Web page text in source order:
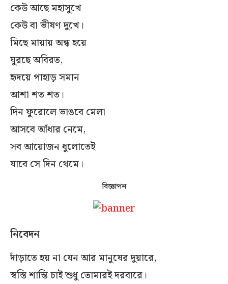
কেউ আছে মহাসুখে
কেউ বা ভীষণ দুখে।
মিছে মায়ায় অন্ধ হয়ে
ঘুরছে অবিরত,
হৃদয়ে পাহাড় সমান
আশা শত শত।
দিন ফুরোলে ভাঙবে মেলা
আসবে আঁধার নেমে,
সব আয়োজন ধুলোতেই
যাবে সে দিন থেমে।
বিজ্ঞাপন
নিবেদন
দাঁড়াতে হয় না যেন আর মানুষের দুয়ারে,
স্বস্তি শান্তি চাই শুধু তোমারই দরবারে।